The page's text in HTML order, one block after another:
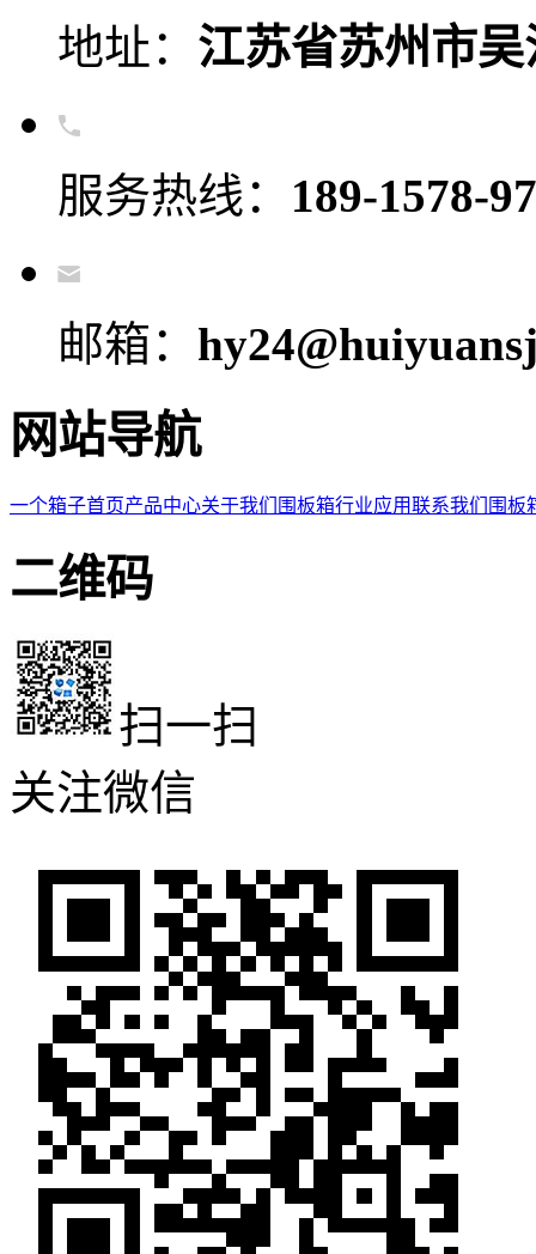
地址： 江苏省苏州市
服务热线： 189-1578-
邮箱：
网站导航
一个箱子首页产品中心关于我们 围板箱行业应用联系我们 围板
二维码
扫一扫
关注微信